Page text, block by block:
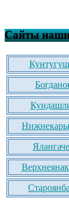
Сайты